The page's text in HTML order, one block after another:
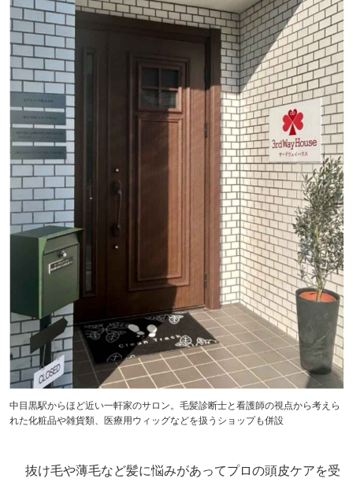
中目黒駅からほど近い一軒家のサロン。毛髪診断士と看護師の視点から考えら
れた化粧品や雑貨類、医療用ウィッグなどを扱うショップも併設
抜け毛や薄毛など髪に悩みがあってプロの頭皮ケアを受